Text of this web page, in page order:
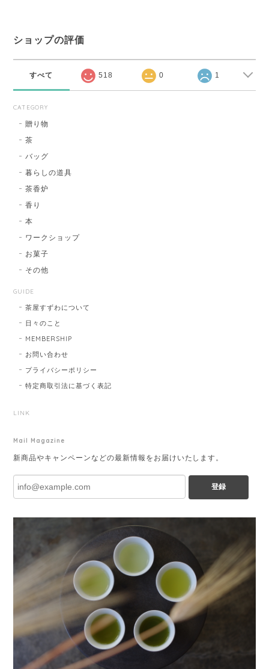
ショップの評価
すべて 518 0 1
CATEGORY
贈り物
茶
バッグ
暮らしの道具
茶香炉
香り
本
ワークショップ
お菓子
その他
GUIDE
茶屋すずわについて
日々のこと
MEMBERSHIP
お問い合わせ
プライバシーポリシー
特定商取引法に基づく表記
LINK
Mail Magazine
新商品やキャンペーンなどの最新情報をお届けいたします。
登録